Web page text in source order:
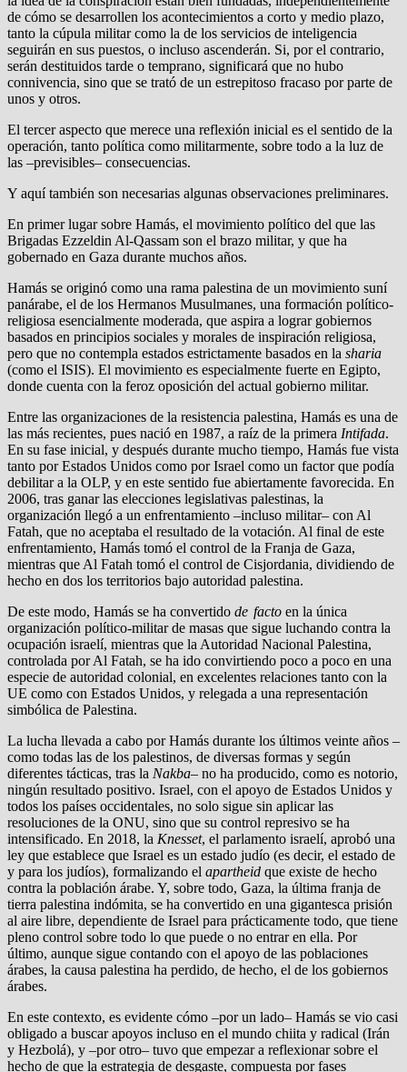
de cómo se desarrollen los acontecimientos a corto y medio plazo,
tanto la cúpula militar como la de los servicios de inteligencia
seguirán en sus puestos, o incluso ascenderán. Si, por el contrario,
serán destituidos tarde o temprano, significará que no hubo
connivencia, sino que se trató de un estrepitoso fracaso por parte de
unos y otros.
El tercer aspecto que merece una reflexión inicial es el sentido de la
operación, tanto política como militarmente, sobre todo a la luz de
las –previsibles– consecuencias.
Y aquí también son necesarias algunas observaciones preliminares.
En primer lugar sobre Hamás, el movimiento político del que las
Brigadas Ezzeldin Al-Qassam son el brazo militar, y que ha
gobernado en Gaza durante muchos años.
Hamás se originó como una rama palestina de un movimiento suní
panárabe, el de los Hermanos Musulmanes, una formación político-
religiosa esencialmente moderada, que aspira a lograr gobiernos
basados en principios sociales y morales de inspiración religiosa,
pero que no contempla estados estrictamente basados en la sharia
(como el ISIS). El movimiento es especialmente fuerte en Egipto,
donde cuenta con la feroz oposición del actual gobierno militar.
Entre las organizaciones de la resistencia palestina, Hamás es una de
las más recientes, pues nació en 1987, a raíz de la primera Intifada.
En su fase inicial, y después durante mucho tiempo, Hamás fue vista
tanto por Estados Unidos como por Israel como un factor que podía
debilitar a la OLP, y en este sentido fue abiertamente favorecida. En
2006, tras ganar las elecciones legislativas palestinas, la
organización llegó a un enfrentamiento –incluso militar– con Al
Fatah, que no aceptaba el resultado de la votación. Al final de este
enfrentamiento, Hamás tomó el control de la Franja de Gaza,
mientras que Al Fatah tomó el control de Cisjordania, dividiendo de
hecho en dos los territorios bajo autoridad palestina.
De este modo, Hamás se ha convertido de facto en la única
organización político-militar de masas que sigue luchando contra la
ocupación israelí, mientras que la Autoridad Nacional Palestina,
controlada por Al Fatah, se ha ido convirtiendo poco a poco en una
especie de autoridad colonial, en excelentes relaciones tanto con la
UE como con Estados Unidos, y relegada a una representación
simbólica de Palestina.
La lucha llevada a cabo por Hamás durante los últimos veinte años –
como todas las de los palestinos, de diversas formas y según
diferentes tácticas, tras la Nakba– no ha producido, como es notorio,
ningún resultado positivo. Israel, con el apoyo de Estados Unidos y
todos los países occidentales, no solo sigue sin aplicar las
resoluciones de la ONU, sino que su control represivo se ha
intensificado. En 2018, la Knesset, el parlamento israelí, aprobó una
ley que establece que Israel es un estado judío (es decir, el estado de
y para los judíos), formalizando el apartheid que existe de hecho
contra la población árabe. Y, sobre todo, Gaza, la última franja de
tierra palestina indómita, se ha convertido en una gigantesca prisión
al aire libre, dependiente de Israel para prácticamente todo, que tiene
pleno control sobre todo lo que puede o no entrar en ella. Por
último, aunque sigue contando con el apoyo de las poblaciones
árabes, la causa palestina ha perdido, de hecho, el de los gobiernos
árabes.
En este contexto, es evidente cómo –por un lado– Hamás se vio casi
obligado a buscar apoyos incluso en el mundo chiita y radical (Irán
y Hezbolá), y –por otro– tuvo que empezar a reflexionar sobre el
hecho de que la estrategia de desgaste, compuesta por fases